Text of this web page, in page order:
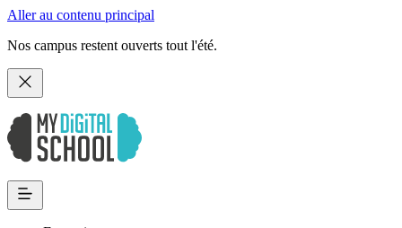
Aller au contenu principal
Nos campus restent ouverts tout l'été.